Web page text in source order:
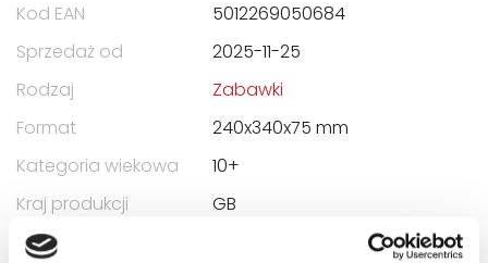
Kod EAN
5012269050684
Sprzedaż od
2025-11-25
Rodzaj
Zabawki
Format
240x340x75 mm
Kategoria wiekowa
10+
Kraj produkcji
GB
Zwrot towaru
Brak prawa zwrotu